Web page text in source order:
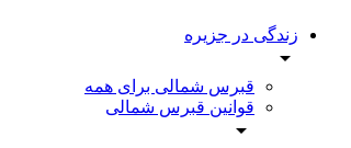
زندگی در جزیره
قبرس شمالی برای همه
قوانین قبرس شمالی